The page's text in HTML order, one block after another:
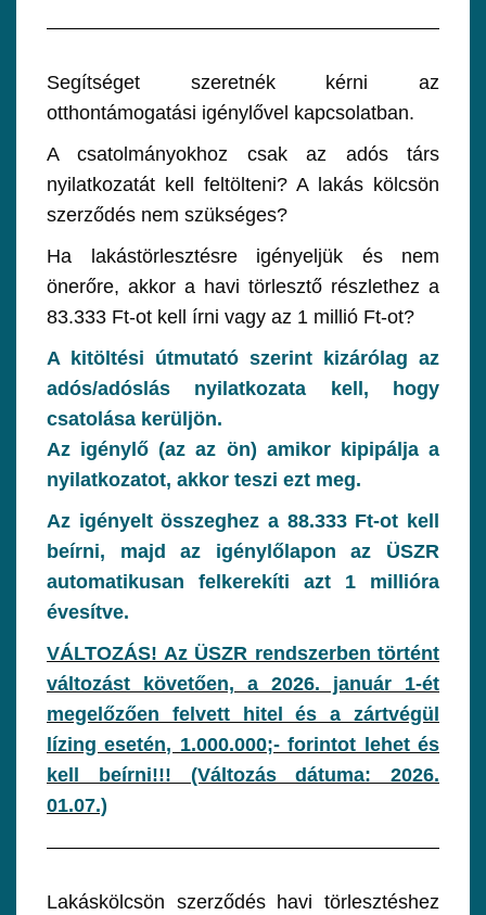
Segítséget szeretnék kérni az
otthontámogatási igénylővel kapcsolatban.
A csatolmányokhoz csak az adós társ
nyilatkozatát kell feltölteni? A lakás kölcsön
szerződés nem szükséges?
Ha lakástörlesztésre igényeljük és nem
önerőre, akkor a havi törlesztő részlethez a
83.333 Ft-ot kell írni vagy az 1 millió Ft-ot?
A kitöltési útmutató szerint kizárólag az
adós/adóslás nyilatkozata kell, hogy
csatolása kerüljön.
Az igénylő (az az ön) amikor kipipálja a
nyilatkozatot, akkor teszi ezt meg.
Az igényelt összeghez a 88.333 Ft-ot kell
beírni, majd az igénylőlapon az ÜSZR
automatikusan felkerekíti azt 1 millióra
évesítve.
VÁLTOZÁS! Az ÜSZR rendszerben történt
változást követően, a 2026. január 1-ét
megelőzően felvett hitel és a zártvégül
lízing esetén, 1.000.000;- forintot lehet és
kell beírni!!! (Változás dátuma: 2026.
01.07.)
Lakáskölcsön szerződés havi törlesztéshez